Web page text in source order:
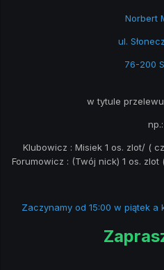
Norbert
ul.
76-200
w tytule
np.:
Klubowicz : Misiek 1 os. zlot/ (
Forumowicz : (Twój nick) 1 os.
Zaczynamy od 15:00 w piątek a